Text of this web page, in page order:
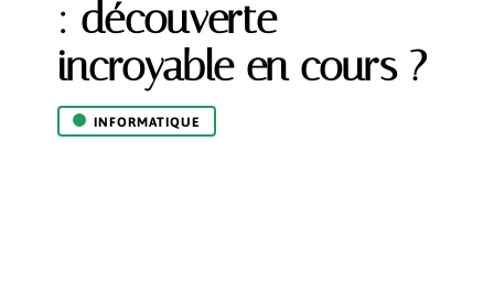
: découverte
incroyable en cours ?
INFORMATIQUE